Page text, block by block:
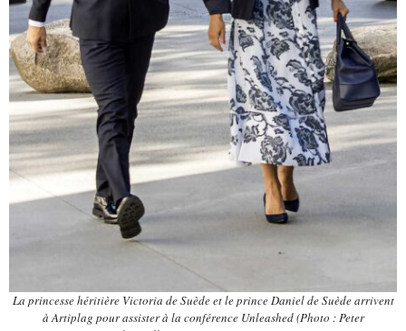
La princesse héritière Victoria de Suède et le prince Daniel de Suède arrivent
à Artiplag pour assister à la conférence Unleashed (Photo : Peter